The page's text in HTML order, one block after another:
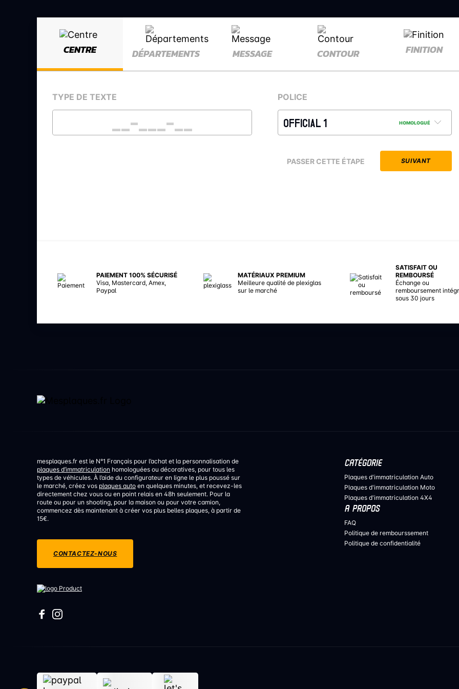
CENTRE DÉPARTEMENTS MESSAGE CONTOUR FINITION
TYPE DE TEXTE POLICE
OFFICIAL 1 HOMOLOGUÉ
PASSER CETTE ÉTAPE SUIVANT
PAIEMENT 100% SÉCURISÉ
Visa, Mastercard, Amex,
Paypal
MATÉRIAUX PREMIUM
Meilleure qualité de plexiglas
sur le marché
SATISFAIT OU
REMBOURSÉ
Échange ou
remboursement
sous 30 jours
mesplaques.fr est le N°1 Français pour l’achat et la personnalisation de
plaques d’immatriculation homologuées ou décoratives, pour tous les
types de véhicules. À l’aide du configurateur en ligne le plus poussé sur
le marché, créez vos plaques auto en quelques minutes, et recevez-les
directement chez vous ou en point relais en 48h seulement. Pour la
route ou pour un shooting, pour la maison ou pour votre camion,
commencez dès maintenant à créer vos plus belles plaques, à partir de
15€.
CONTACTEZ-NOUS
CATÉGORIE
Plaques d'immatriculation Auto
Plaques d'immatriculation Moto
Plaques d'immatriculation 4X4
A PROPOS
FAQ
Politique de rembourssement
Politique de confidentialité